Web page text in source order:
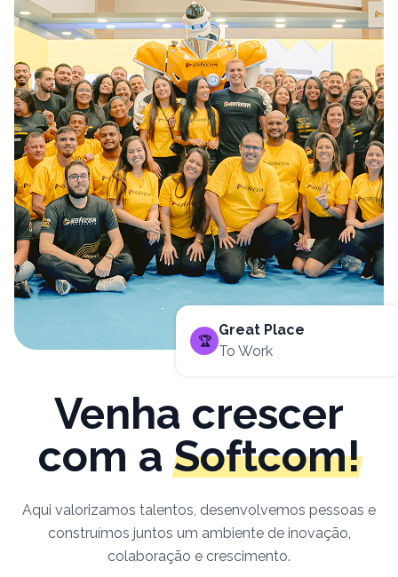
Venha crescer
com a Softcom!
Aqui valorizamos talentos, desenvolvemos pessoas e
construímos juntos um ambiente de inovação,
colaboração e crescimento.
🏆
Great Place
To Work